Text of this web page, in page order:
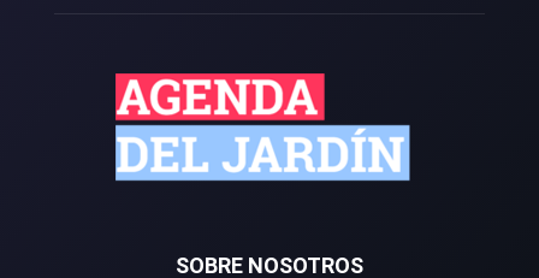
SOBRE NOSOTROS